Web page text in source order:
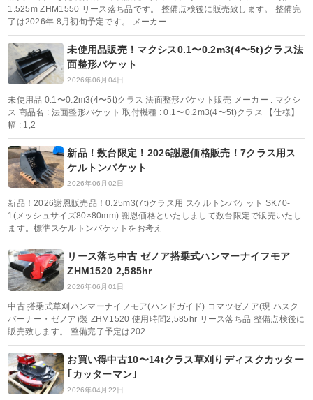
1.525m ZHM1550 リース落ち品です。 整備点検後に販売致します。 整備完
了は2026年 8月初旬予定です。 メーカー :
未使用品販売！マクシス0.1〜0.2m3(4〜5t)クラス法
面整形バケット
2026年06月04日
未使用品 0.1〜0.2m3(4〜5t)クラス 法面整形バケット販売 メーカー : マクシ
ス 商品名 : 法面整形バケット 取付機種 : 0.1〜0.2m3(4〜5t)クラス 【仕様】
幅 : 1,2
新品！数台限定！2026謝恩価格販売！7クラス用ス
ケルトンバケット
2026年06月02日
新品！2026謝恩販売品！0.25m3(7t)クラス用 スケルトンバケット SK70-
1(メッシュサイズ80×80mm) 謝恩価格といたしまして数台限定で販売いたし
ます。標準スケルトンバケットをお考え
リース落ち中古 ゼノア搭乗式ハンマーナイフモア
ZHM1520 2,585hr
2026年06月01日
中古 搭乗式草刈ハンマーナイフモア(ハンドガイド) コマツゼノア(現 ハスク
バーナー・ゼノア)製 ZHM1520 使用時間2,585hr リース落ち品 整備点検後に
販売致します。 整備完了予定は202
お買い得中古10〜14tクラス草刈りディスクカッター
｢カッターマン｣
2026年04月22日